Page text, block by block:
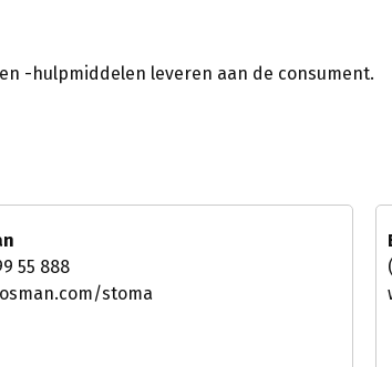
-hulpmiddelen leveren aan de consument.
55 888
stoma